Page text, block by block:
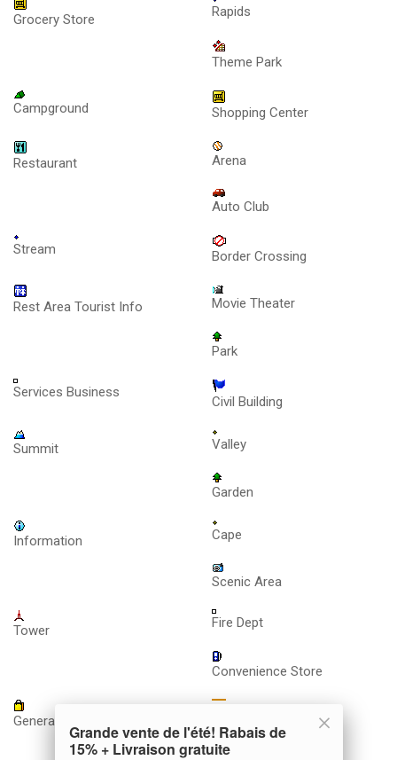
Grocery Store Rapids
Theme Park
Campground Shopping Center
Restaurant Arena
Auto Club
Stream Border Crossing
Rest Area Tourist Info Movie Theater
Park
Services Business
Civil Building
Summit Valley
Garden
Information Cape
Scenic Area
Tower Fire Dept
Convenience Store
General Store
Minor Contour
Grande vente de l'été! Rabais de
15% + Livraison gratuite